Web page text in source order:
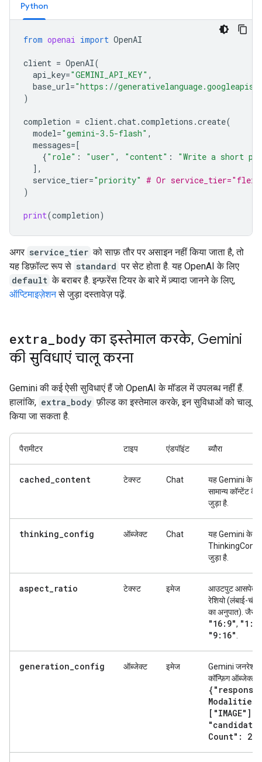
Python
from openai import OpenAI
client = OpenAI(
api_key="GEMINI_API_KEY" ,
base_url="https://
)
completion = client.chat.completions .create(
model="gemini-3.5-flash" ,
messages=[
{"role" : "user" , "content" :
"Write a short
],
service_tier="priority" # Or service_tier="flex"
)
print(completion)
अगर service_tier को साफ़ तौर पर असाइन नहीं किया जाता है, तो
यह डिफ़ॉल्ट रूप से standard पर सेट होता है. यह OpenAI के लिए
default के बराबर है. इन्फ़रेंस टियर के बारे में ज़्यादा जानने के लिए,
ऑप्टिमाइज़ेशनसे जुड़ा दस्तावेज़ पढ़ें.
extra body का इस्तेमाल करके, Gemini
की सुविधाएं चालू करना
Gemini की कई ऐसी सुविधाएं हैं जो OpenAI के मॉडल में उपलब्ध नहीं हैं.
हालांकि, extra_body फ़ील्ड का इस्तेमाल करके, इन सुविधाओं को चालू
किया जा सकता है.
पैरामीटर टाइप एंडपॉइंट ब्यौरा
cached_content टेक्स्ट Chat
यह Gemini के
सामान्य कॉन्टेंट
जुड़ा है.
thinking_config ऑब्जेक्ट Chat
यह Gemini के
जुड़ा है.
aspect_ratio टेक्स्ट इमेज
आउटपुट आसपेक्ट
रेशियो (लंबाई-
का अनुपात). जैसे,
"16:9",
"9:16"
generation_config ऑब्जेक्ट इमेज
Gemini जनरेशन
कॉन्फ़िग ऑब्जेक्ट.
{"response
["IMAGE"]
"candidate
Count": 2}